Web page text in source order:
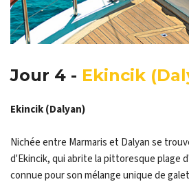
Jour 4 - Ekincik
Ekincik (Dalyan)
Nichée entre Marmaris et Dalyan se
d'Ekincik, qui abrite la pittoresque plage
connue pour son mélange unique de